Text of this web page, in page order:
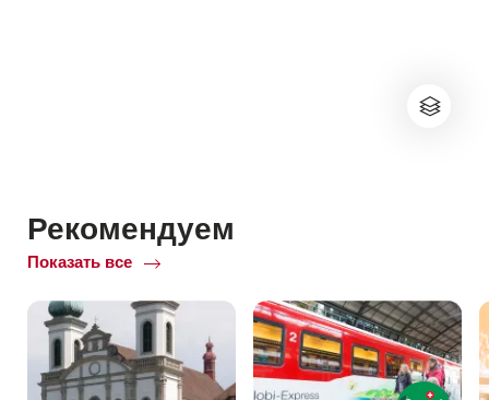
Рекомендуем
Показать все ofРекомендуем